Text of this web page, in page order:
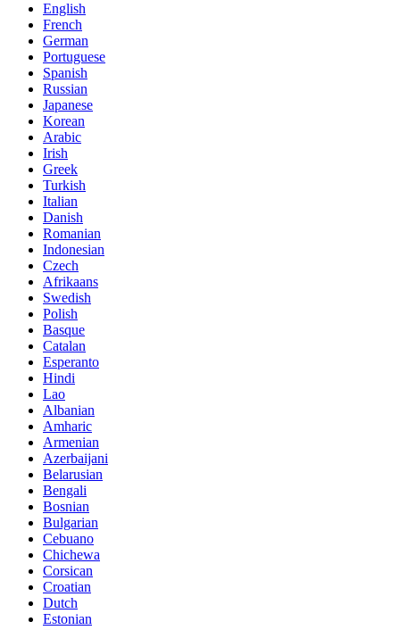
English
French
German
Portuguese
Spanish
Russian
Japanese
Korean
Arabic
Irish
Greek
Turkish
Italian
Danish
Romanian
Indonesian
Czech
Afrikaans
Swedish
Polish
Basque
Catalan
Esperanto
Hindi
Lao
Albanian
Amharic
Armenian
Azerbaijani
Belarusian
Bengali
Bosnian
Bulgarian
Cebuano
Chichewa
Corsican
Croatian
Dutch
Estonian